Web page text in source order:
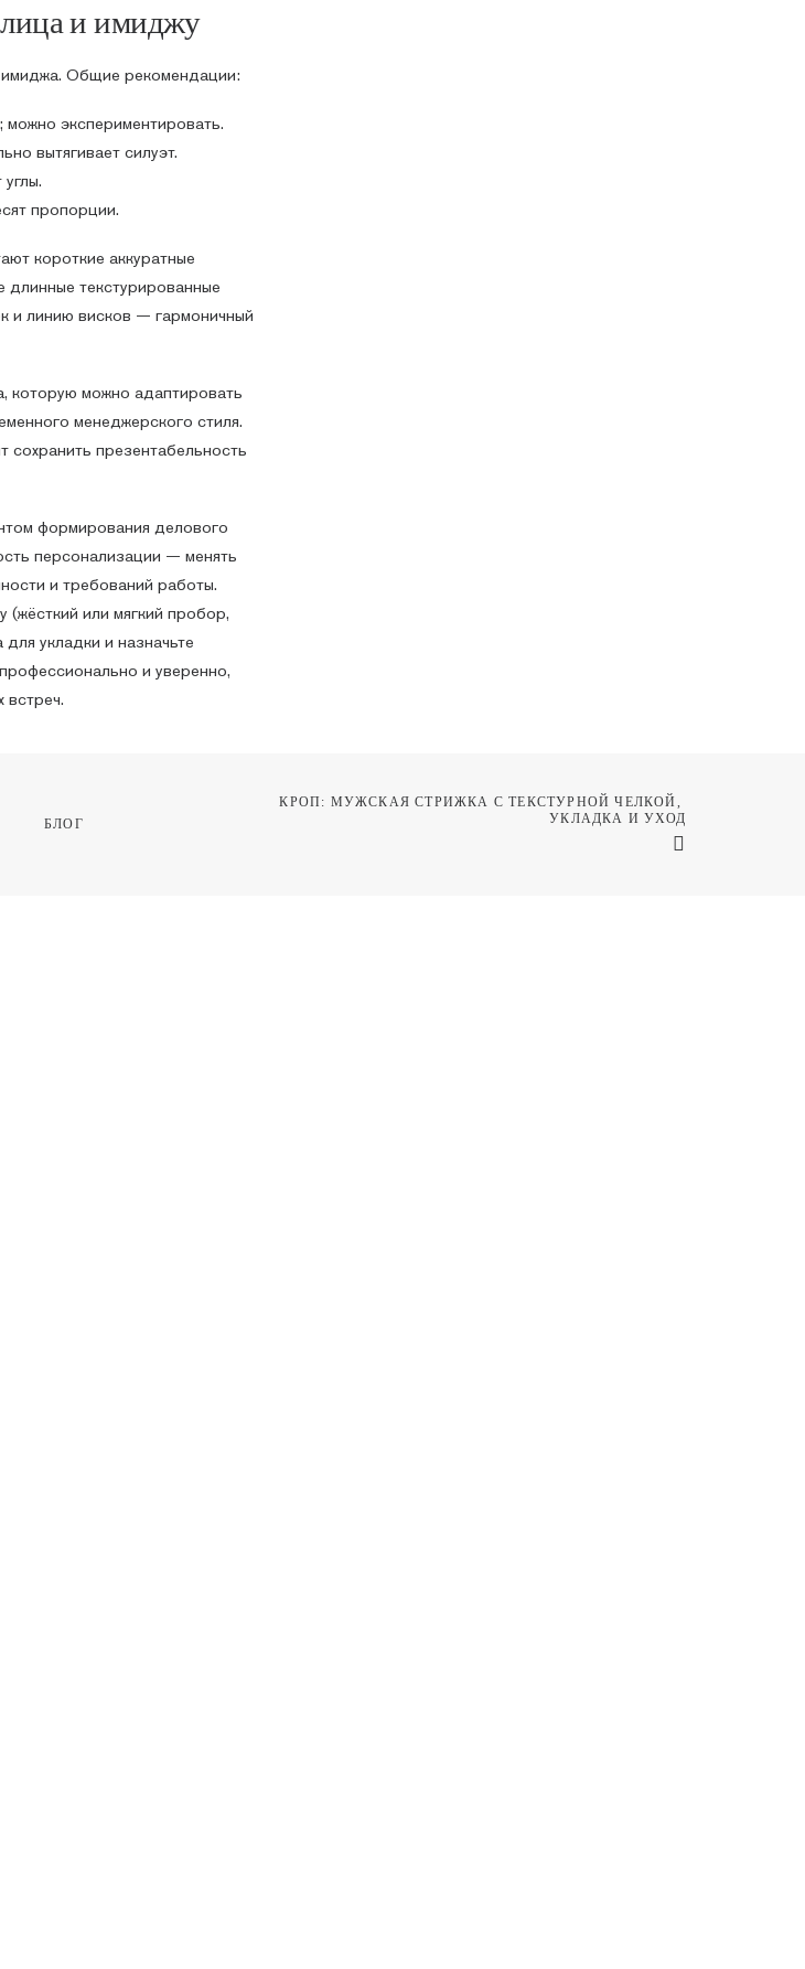
и имиджу
имиджа. Общие рекомендации:
экспериментировать.
вытягивает силуэт.
пропорции.
короткие аккуратные
длинные текстурированные
и линию висков — гармоничный
которую можно адаптировать
менеджерского стиля.
сохранить презентабельность
формирования делового
персонализации — менять
и требований работы.
(жёсткий или мягкий пробор,
укладки и назначьте
и уверенно,
встреч.
БЛОГ
КРОП: МУЖСКАЯ СТРИЖКА С ТЕКСТУРНОЙ ЧЕЛКОЙ,
УКЛАДКА И УХОД